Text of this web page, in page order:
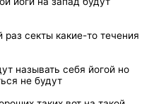
секты какие-то течения
называть себя йогой но
не будут